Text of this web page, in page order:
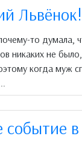
Львёнок!
то думала,
никаких не
когда муж